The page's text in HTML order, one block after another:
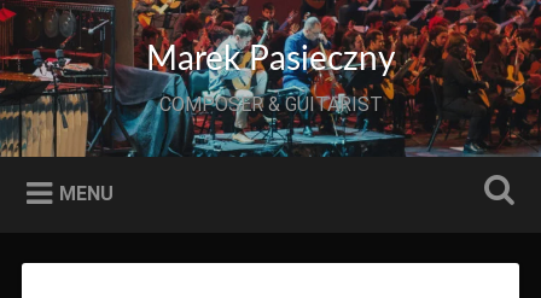
Przeskocz
treści
Szukaj Marek Pasieczny
COMPOSER & GUITARIST
MENU